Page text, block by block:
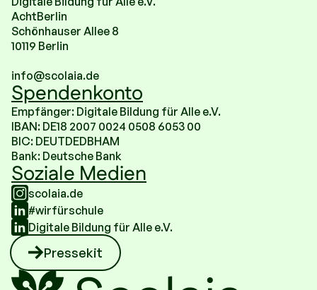
AchtBerlin
Schönhauser Allee 8
10119 Berlin
info@scolaia.de
Spendenkonto
Empfänger: Digitale Bildung für Alle e.V.
IBAN: DE18 2007 0024 0508 6053 00
BIC: DEUTDEDBHAM
Bank: Deutsche Bank
Soziale Medien
scolaia.de
#wirfürschule
Digitale Bildung für Alle e.V.
Pressekit